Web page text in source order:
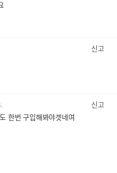
신고
신고
한번 구입해봐야겟네여